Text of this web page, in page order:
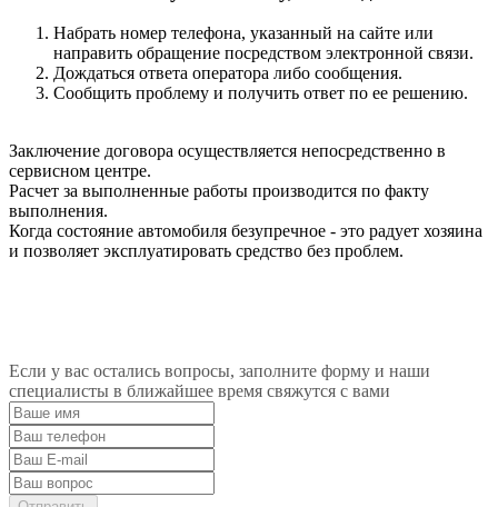
Набрать номер телефона, указанный на сайте или
направить обращение посредством электронной связи.
Дождаться ответа оператора либо сообщения.
Сообщить проблему и получить ответ по ее решению.
Заключение договора осуществляется непосредственно в
сервисном центре.
Расчет за выполненные работы производится по факту
выполнения.
Когда состояние автомобиля безупречное - это радует хозяина
и позволяет эксплуатировать средство без проблем.
Если у вас остались вопросы, заполните форму и наши
специалисты в ближайшее время свяжутся с вами